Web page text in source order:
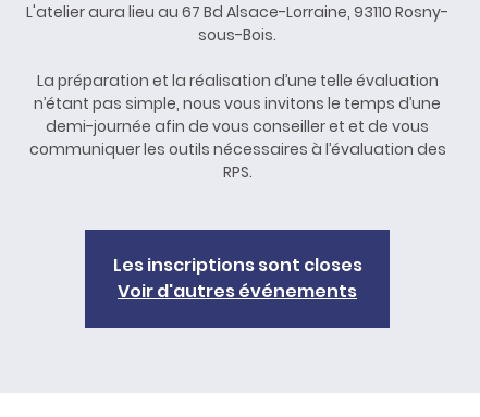
L'atelier aura lieu au 67 Bd Alsace-Lorraine, 93110 Rosny-
sous-Bois.
La préparation et la réalisation d’une telle évaluation
n’étant pas simple, nous vous invitons le temps d’une
demi-journée afin de vous conseiller et et de vous
communiquer les outils nécessaires à l’évaluation des
RPS.
Les inscriptions sont closes
Voir d'autres événements